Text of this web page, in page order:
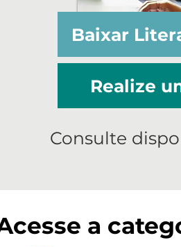
Baixar
Realize
Consulte
a